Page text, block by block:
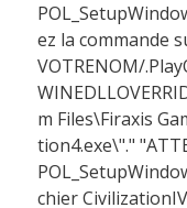
ez la commande
VOTRENOM/
m Files\Firaxis
tion4.exe\"."
chier